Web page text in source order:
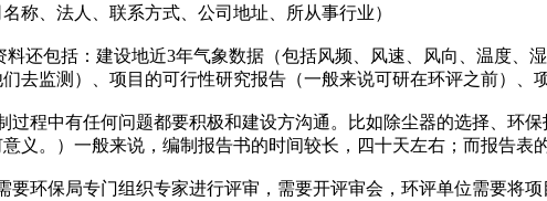
、法人、联系方式、公司地址、所从事行业）
包括：建设地近3年气象数据（包括风频、风速、风向、温度、
去监测）、项目的可行性研究报告（一般来说可研在环评之前）、
中有任何问题都要积极和建设方沟通。比如除尘器的选择、环
义。）一般来说，编制报告书的时间较长，四十天左右；而报告表
保局专门组织专家进行评审，需要开评审会，环评单位需要将